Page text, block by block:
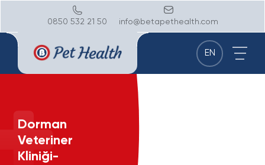
0850 532 21 50 info@betapethealth.com
EN
Dorman
Veteriner
Kliniği-